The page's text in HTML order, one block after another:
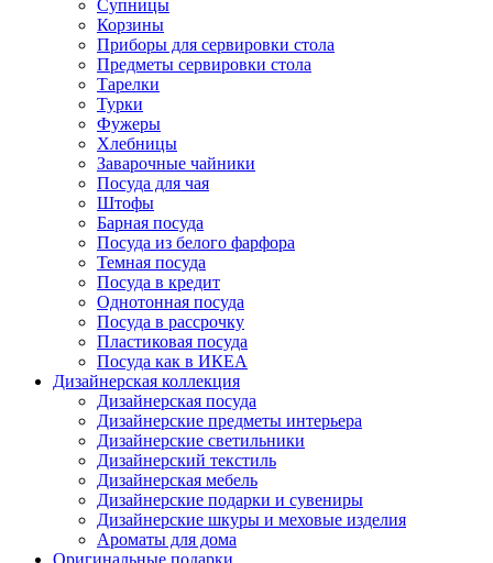
Супницы
Корзины
Приборы для сервировки стола
Предметы сервировки стола
Тарелки
Турки
Фужеры
Хлебницы
Заварочные чайники
Посуда для чая
Штофы
Барная посуда
Посуда из белого фарфора
Темная посуда
Посуда в кредит
Однотонная посуда
Посуда в рассрочку
Пластиковая посуда
Посуда как в ИКЕА
Дизайнерская коллекция
Дизайнерская посуда
Дизайнерские предметы интерьера
Дизайнерские светильники
Дизайнерский текстиль
Дизайнерская мебель
Дизайнерские подарки и сувениры
Дизайнерские шкуры и меховые изделия
Ароматы для дома
Оригинальные подарки